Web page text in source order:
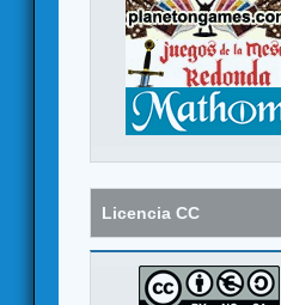
Licencia CC